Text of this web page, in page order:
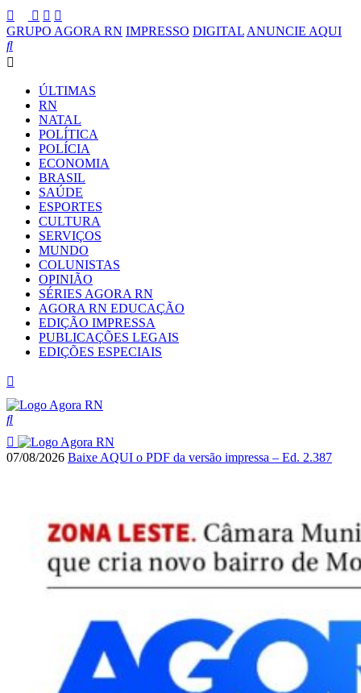
GRUPO AGORA RN IMPRESSO DIGITAL ANUNCIE AQUI
ÚLTIMAS
RN
NATAL
POLÍTICA
POLÍCIA
ECONOMIA
BRASIL
SAÚDE
ESPORTES
CULTURA
SERVIÇOS
MUNDO
COLUNISTAS
OPINIÃO
SÉRIES AGORA RN
AGORA RN EDUCAÇÃO
EDIÇÃO IMPRESSA
PUBLICAÇÕES LEGAIS
EDIÇÕES ESPECIAIS
07/08/2026 Baixe AQUI o PDF da versão impressa – Ed. 2.387